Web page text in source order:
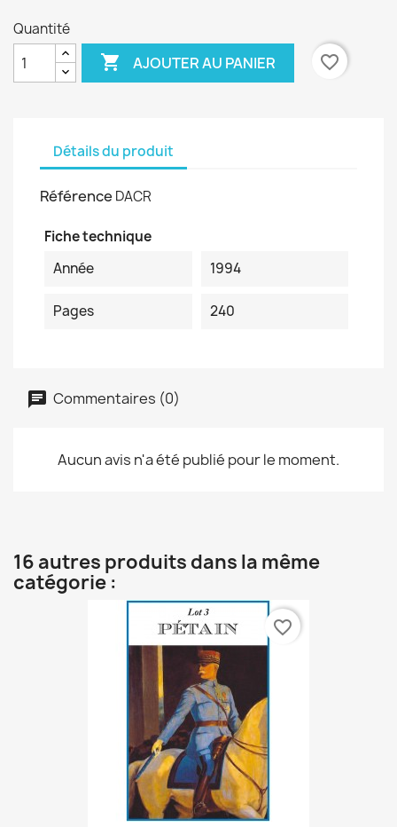
Quantité
 AJOUTER AU PANIER favorite_border
Détails du produit
Référence DACR
Fiche technique
Année
1994
Pages 240
Commentaires (0)
Aucun avis n'a été publié pour le moment.
16 autres produits dans la même
catégorie :
favorite_border